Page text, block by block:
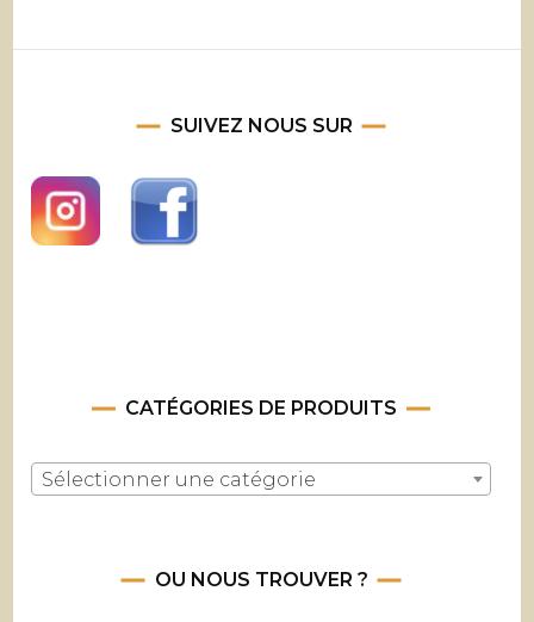
SUIVEZ NOUS SUR
CATÉGORIES DE PRODUITS
Sélectionner une catégorie
OU NOUS TROUVER ?